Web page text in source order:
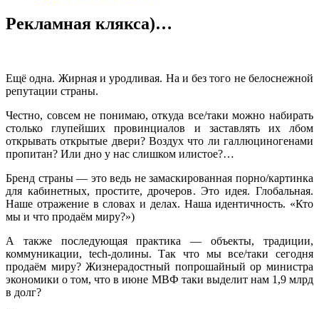
Рекламная клякса)…
Ещё одна. Жирная и уродливая. На и без того не белоснежной
репутации страны.
Честно, совсем не понимаю, откуда все/таки можно набирать
столько глупейших провинциалов и заставлять их лбом
открывать открытые двери? Воздух что ли галлюциногенами
пропитан? Или дно у нас слишком илистое?…
Бренд страны — это ведь не замаскированная порно/картинка
для кабинетных, простите, дрочеров. Это идея. Глобальная.
Наше отражение в словах и делах. Наша идентичность. «Кто
мы и что продаём миру?»)
А также последующая практика — объекты, традиции,
коммуникации, tech-долины. Так что мы все/таки сегодня
продаём миру? Жизнерадостный попрошайный ор министра
экономики о том, что в июне МВФ таки выделит нам 1,9 млрд
в долг?